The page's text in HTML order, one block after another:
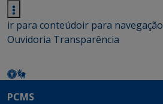
ir para conteúdoir para navegação
Ouvidoria Transparência
PCMS